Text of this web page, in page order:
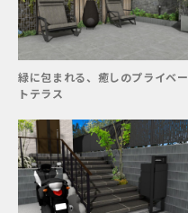
坪庭／花壇
旗竿地
階段／スロープ
駐車2台
緑に包まれる、癒しのプライベー
トテラス